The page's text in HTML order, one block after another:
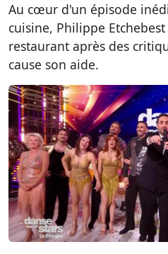
Au cœur d'un épisode
cuisine, Philippe
restaurant après des
cause son aide.